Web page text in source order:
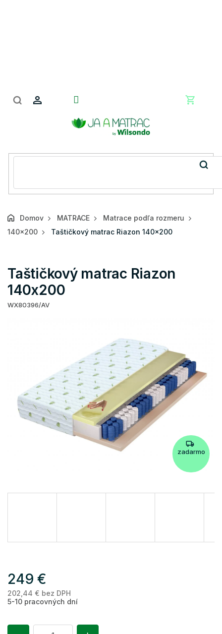
Domov MATRACE
Matrace podľa rozmeru
140x200
Taštičkový matrac Riazon 140x200
Taštičkový matrac Riazon
140x200
WX80396/AV
zadarmo
249 €
202,44 € bez DPH
5-10 pracovných dní